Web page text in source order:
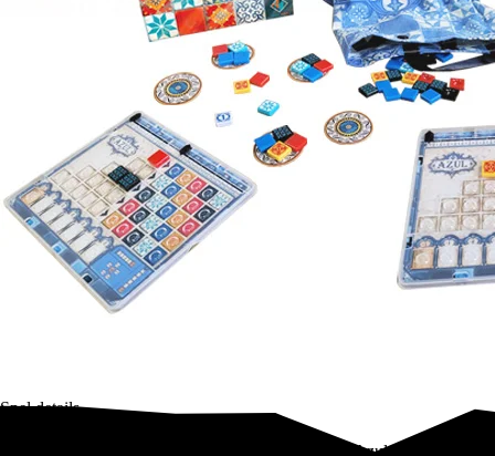
Spel details
Welkom terug in het koninklijke paleis van Evora! Azul Mini is een